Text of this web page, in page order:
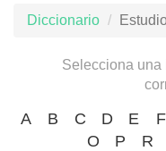
Diccionario
Selecciona una
A B C D E F
O
P R